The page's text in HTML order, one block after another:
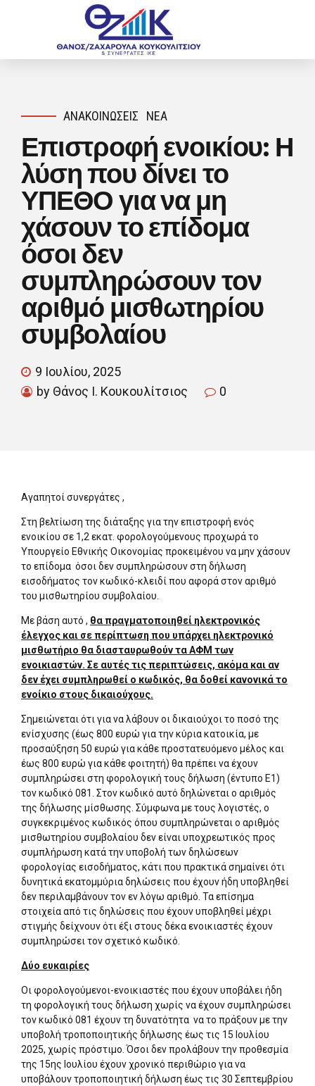
ΑΝΑΚΟΙΝΏΣΕΙΣ ΝΈΑ
Επιστροφή ενοικίου: Η
λύση που δίνει το
ΥΠΕΘΟ για να μη
χάσουν το επίδομα
όσοι δεν
συμπληρώσουν τον
αριθμό μισθωτηρίου
συμβολαίου
9 Ιουλίου, 2025
by Θάνος Ι. Κουκουλίτσιος
0
Αγαπητοί συνεργάτες ,
Στη βελτίωση της διάταξης για την επιστροφή ενός
ενοικίου σε 1,2 εκατ. φορολογούμενους προχωρά το
Υπουργείο Εθνικής Οικονομίας προκειμένου να μην χάσουν
το επίδομα όσοι δεν συμπληρώσουν στη δήλωση
εισοδήματος τον κωδικό-κλειδί που αφορά στον αριθμό
του μισθωτηρίου συμβολαίου.
Με βάση αυτό , θα πραγματοποιηθεί ηλεκτρονικός
έλεγχος και σε περίπτωση που υπάρχει ηλεκτρονικό
μισθωτήριο θα διασταυρωθούν τα ΑΦΜ των
ενοικιαστών. Σε αυτές τις περιπτώσεις, ακόμα και αν
δεν έχει συμπληρωθεί ο κωδικός, θα δοθεί κανονικά το
ενοίκιο στους δικαιούχους.
Σημειώνεται ότι για να λάβουν οι δικαιούχοι το ποσό της
ενίσχυσης (έως 800 ευρώ για την κύρια κατοικία, με
προσαύξηση 50 ευρώ για κάθε προστατευόμενο μέλος και
έως 800 ευρώ για κάθε φοιτητή) θα πρέπει να έχουν
συμπληρώσει στη φορολογική τους δήλωση (έντυπο Ε1)
τον κωδικό 081. Στον κωδικό αυτό δηλώνεται ο αριθμός
της δήλωσης μίσθωσης. Σύμφωνα με τους λογιστές, ο
συγκεκριμένος κωδικός όπου συμπληρώνεται ο αριθμός
μισθωτηρίου συμβολαίου δεν είναι υποχρεωτικός προς
συμπλήρωση κατά την υποβολή των δηλώσεων
φορολογίας εισοδήματος, κάτι που πρακτικά σημαίνει ότι
δυνητικά εκατομμύρια δηλώσεις που έχουν ήδη υποβληθεί
δεν περιλαμβάνουν τον εν λόγω αριθμό. Τα επίσημα
στοιχεία από τις δηλώσεις που έχουν υποβληθεί μέχρι
στιγμής δείχνουν ότι έξι στους δέκα ενοικιαστές έχουν
συμπληρώσει τον σχετικό κωδικό.
Δύο ευκαιρίες
Οι φορολογούμενοι-ενοικιαστές που έχουν υποβάλει ήδη
τη φορολογική τους δήλωση χωρίς να έχουν συμπληρώσει
τον κωδικό 081 έχουν τη δυνατότητα να το πράξουν με την
υποβολή τροποποιητικής δήλωσης έως τις 15 Ιουλίου
2025, χωρίς πρόστιμο. Όσοι δεν προλάβουν την προθεσμία
της 15ης Ιουλίου έχουν χρονικό περιθώριο για να
υποβάλουν τροποποιητική δήλωση έως τις 30 Σεπτεμβρίου